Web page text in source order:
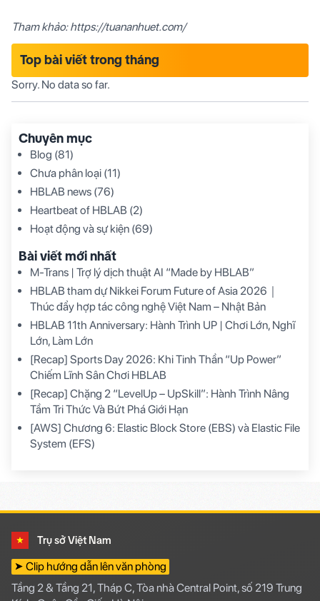
Tham khảo: https://tuananhuet.com/
Top bài viết trong tháng
Sorry. No data so far.
Chuyên mục
Blog (81)
Chưa phân loại (11)
HBLAB news (76)
Heartbeat of HBLAB (2)
Hoạt động và sự kiện (69)
Bài viết mới nhất
M-Trans | Trợ lý dịch thuật AI “Made by HBLAB”
HBLAB tham dự Nikkei Forum Future of Asia 2026｜
Thúc đẩy hợp tác công nghệ Việt Nam – Nhật Bản
HBLAB 11th Anniversary: Hành Trình UP | Chơi Lớn, Nghĩ
Lớn, Làm Lớn
[Recap] Sports Day 2026: Khi Tinh Thần “Up Power”
Chiếm Lĩnh Sân Chơi HBLAB
[Recap] Chặng 2 “LevelUp – UpSkill”: Hành Trình Nâng
Tầm Tri Thức Và Bứt Phá Giới Hạn
[AWS] Chương 6: Elastic Block Store (EBS) và Elastic File
System (EFS)
Trụ sở Việt Nam
➤ Clip hướng dẫn lên văn phòng
Tầng 2 & Tầng 21, Tháp C, Tòa nhà Central Point, số 219 Trung